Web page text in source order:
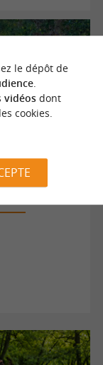
le dépôt de
.
vidéosdont
cookies.